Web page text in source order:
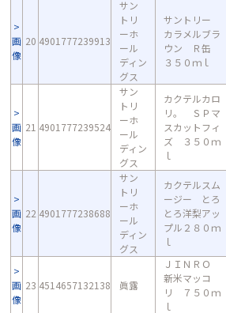
画
像
20 4901777239913
サン
トリ
ーホ
ール
ディン
グス
サントリー
カラメルブラ
ウン Ｒ缶
３５０ｍｌ
画
像
21 4901777239524
サン
トリ
ーホ
ール
ディン
グス
カクテルカロ
リ。 ＳＰマ
スカットフィ
ズ ３５０ｍ
ｌ
画
像
22 4901777238688
サン
トリ
ーホ
ール
ディン
グス
カクテルスム
ージー とろ
とろ洋梨アッ
プル２８０ｍ
ｌ
画
像
23 4514657132138 眞露
ＪＩＮＲＯ
新米マッコ
リ ７５０ｍ
ｌ